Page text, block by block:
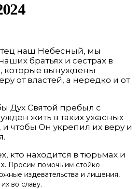
наш Небесный, мы
братьях и сестрах в
которые вынуждены
от властей, а нередко и от
Дух Святой пребыл с
жить в таких ужасных
и чтобы Он укрепил их веру и
кто находится в тюрьмах и
Просим помочь им стойко
издевательства и лишения,
во славу.